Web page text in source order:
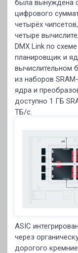
была вынуждена
цифрового
четырёх
четыре
DMX Link по
планировщик и
вычислительном
из наборов
ядра и
доступно 1 ГБ
ТБ/с.
ASIC
через
дорогого